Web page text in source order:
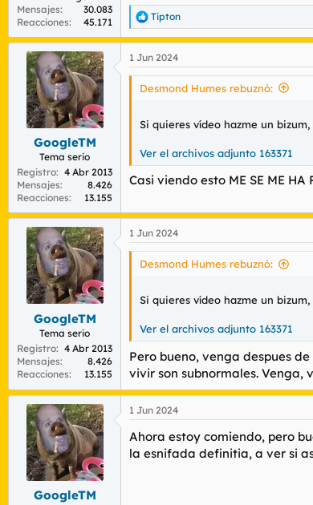
Mensajes
30.083
Reacciones
45.171
R
e
a
c
c
e
Tipton
GoogleTM
Tema serio
Registro
4 Abr 2013
Mensajes
8.426
Reacciones
13.155
1 Jun 2024
Desmond Humes rebuznó:
Si quieres vídeo hazme un
Ver el archivos adjunto 163371
Casi viendo esto ME SE ME HA
GoogleTM
Tema serio
Registro
4 Abr 2013
Mensajes
8.426
Reacciones
13.155
1 Jun 2024
Desmond Humes rebuznó:
Si quieres vídeo hazme un
Ver el archivos adjunto 163371
Pero bueno, venga despues
vivir son subnormales. Venga,
GoogleTM
1 Jun 2024
Ahora estoy comiendo, pero
la esnifada definitia, a ver si